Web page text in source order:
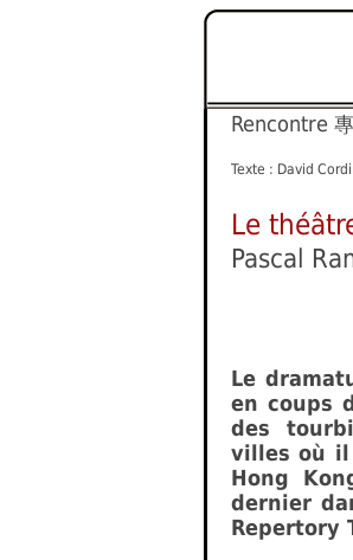
Rencontre
Texte : David
Le
Pascal
Le
en coups
des
villes où il
Hong
dernier
Repertory